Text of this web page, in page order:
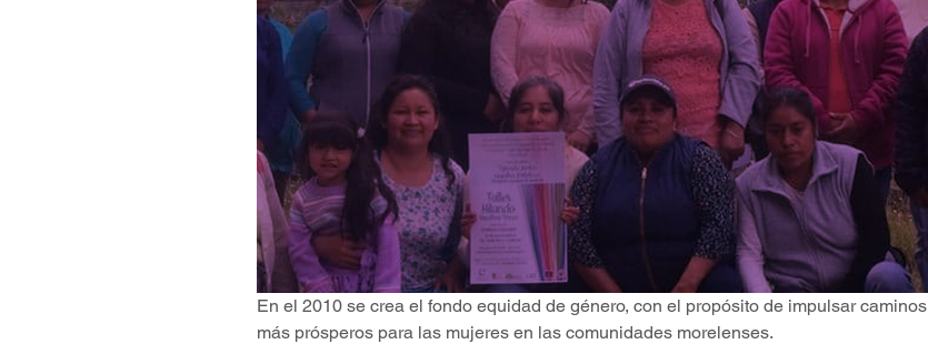
En el 2010 se crea el fondo equidad de género, con el propósito de impulsar caminos
más prósperos para las mujeres en las comunidades morelenses.